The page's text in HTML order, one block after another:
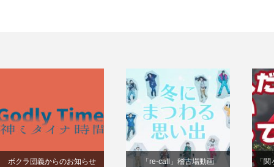
ボクラ団義からのお知らせ 「re-call」稽古場動画 「